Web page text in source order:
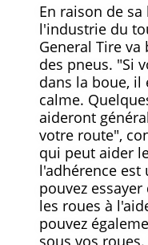
En raison de
l'industrie du
General Tire
des pneus. "Si
dans la boue, il
calme.
aideront
votre route",
qui peut aider
l'adhérence est
pouvez
les roues à
pouvez
sous vos